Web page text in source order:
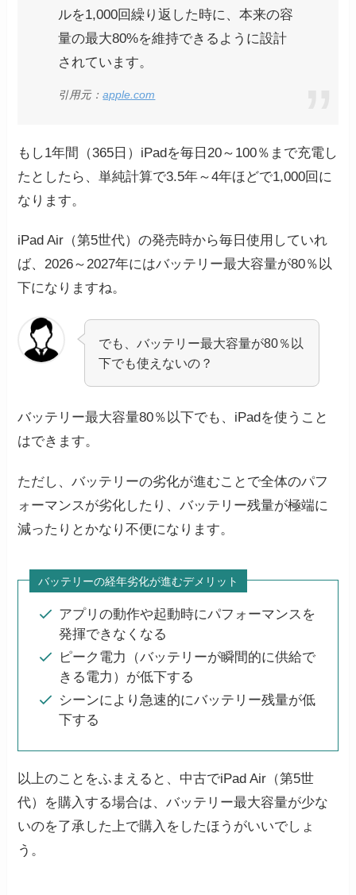
ルを1,000回繰り返した時に、本来の容
量の最大80%を維持できるように設計
されています。
引用元：apple.com
もし1年間（365日）iPadを毎日20～100％まで充電し
たとしたら、単純計算で3.5年～4年ほどで1,000回に
なります。
iPad Air（第5世代）の発売時から毎日使用していれ
ば、2026～2027年にはバッテリー最大容量が80％以
下になりますね。
でも、バッテリー最大容量が80％以
下でも使えないの？
バッテリー最大容量80％以下でも、iPadを使うこと
はできます。
ただし、バッテリーの劣化が進むことで全体のパフ
ォーマンスが劣化したり、バッテリー残量が極端に
減ったりとかなり不便になります。
バッテリーの経年劣化が進むデメリット
アプリの動作や起動時にパフォーマンスを
発揮できなくなる
ピーク電力（バッテリーが瞬間的に供給で
きる電力）が低下する
シーンにより急速的にバッテリー残量が低
下する
以上のことをふまえると、中古でiPad Air（第5世
代）を購入する場合は、バッテリー最大容量が少な
いのを了承した上で購入をしたほうがいいでしょ
う。